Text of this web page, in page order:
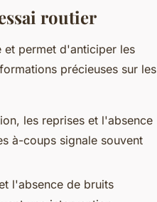
routier
et permet d'anticiper les
précieuses sur les
les reprises et l'absence
à-coups signale souvent
l'absence de bruits